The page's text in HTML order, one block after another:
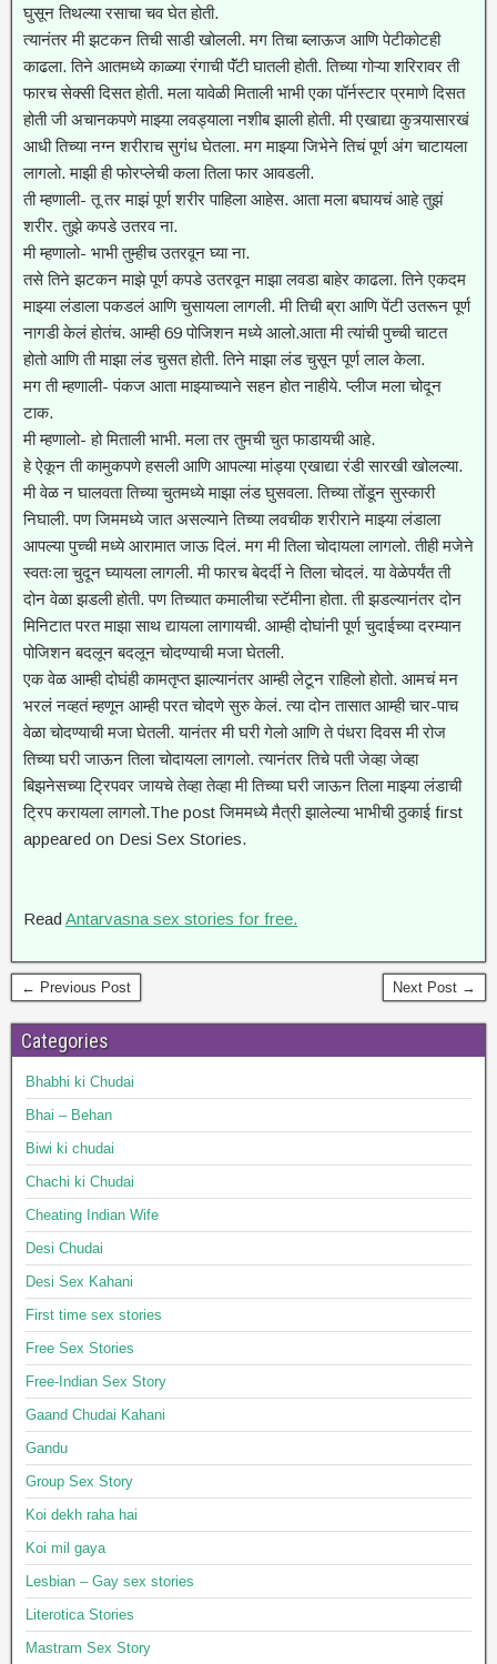
घुसून तिथल्या रसाचा चव घेत होती.
त्यानंतर मी झटकन तिची साडी खोलली. मग तिचा ब्लाऊज आणि पेटीकोटही
काढला. तिने आतमध्ये काळ्या रंगाची पॅंटी घातली होती. तिच्या गोऱ्या शरिरावर ती
फारच सेक्सी दिसत होती. मला यावेळी मिताली भाभी एका पॉर्नस्टार प्रमाणे दिसत
होती जी अचानकपणे माझ्या लवड्याला नशीब झाली होती. मी एखाद्या कुत्र्यासारखं
आधी तिच्या नग्न शरीराच सुगंध घेतला. मग माझ्या जिभेने तिचं पूर्ण अंग चाटायला
लागलो. माझी ही फोरप्लेची कला तिला फार आवडली.
ती म्हणाली- तू तर माझं पूर्ण शरीर पाहिला आहेस. आता मला बघायचं आहे तुझं
शरीर. तुझे कपडे उतरव ना.
मी म्हणालो- भाभी तुम्हीच उतरवून घ्या ना.
तसे तिने झटकन माझे पूर्ण कपडे उतरवून माझा लवडा बाहेर काढला. तिने एकदम
माझ्या लंडाला पकडलं आणि चुसायला लागली. मी तिची ब्रा आणि पेंटी उतरून पूर्ण
नागडी केलं होतंच. आम्ही 69 पोजिशन मध्ये आलो.आता मी त्यांची पुच्ची चाटत
होतो आणि ती माझा लंड चुसत होती. तिने माझा लंड चुसून पूर्ण लाल केला.
मग ती म्हणाली- पंकज आता माझ्याच्याने सहन होत नाहीये. प्लीज मला चोदून
टाक.
मी म्हणालो- हो मिताली भाभी. मला तर तुमची चुत फाडायची आहे.
हे ऐकून ती कामुकपणे हसली आणि आपल्या मांड्या एखाद्या रंडी सारखी खोलल्या.
मी वेळ न घालवता तिच्या चुतमध्ये माझा लंड घुसवला. तिच्या तोंडून सुस्कारी
निघाली. पण जिममध्ये जात असल्याने तिच्या लवचीक शरीराने माझ्या लंडाला
आपल्या पुच्ची मध्ये आरामात जाऊ दिलं. मग मी तिला चोदायला लागलो. तीही मजेने
स्वतःला चुदून घ्यायला लागली. मी फारच बेदर्दी ने तिला चोदलं. या वेळेपर्यंत ती
दोन वेळा झडली होती. पण तिच्यात कमालीचा स्टॅमीना होता. ती झडल्यानंतर दोन
मिनिटात परत माझा साथ द्यायला लागायची. आम्ही दोघांनी पूर्ण चुदाईच्या दरम्यान
पोजिशन बदलून बदलून चोदण्याची मजा घेतली.
एक वेळ आम्ही दोघंही कामतृप्त झाल्यानंतर आम्ही लेटून राहिलो होतो. आमचं मन
भरलं नव्हतं म्हणून आम्ही परत चोदणे सुरु केलं. त्या दोन तासात आम्ही चार-पाच
वेळा चोदण्याची मजा घेतली. यानंतर मी घरी गेलो आणि ते पंधरा दिवस मी रोज
तिच्या घरी जाऊन तिला चोदायला लागलो. त्यानंतर तिचे पती जेव्हा जेव्हा
बिझनेसच्या ट्रिपवर जायचे तेव्हा तेव्हा मी तिच्या घरी जाऊन तिला माझ्या लंडाची
ट्रिप करायला लागलो.The post जिममध्ये मैत्री झालेल्या भाभीची ठुकाई first
appeared on Desi Sex Stories.
Read Antarvasna sex stories for free.
← Previous Post Next Post →
Categories
Bhabhi ki Chudai
Bhai – Behan
Biwi ki chudai
Chachi ki Chudai
Cheating Indian Wife
Desi Chudai
Desi Sex Kahani
First time sex stories
Free Sex Stories
Free-Indian Sex Story
Gaand Chudai Kahani
Gandu
Group Sex Story
Koi dekh raha hai
Koi mil gaya
Lesbian – Gay sex stories
Literotica Stories
Mastram Sex Story